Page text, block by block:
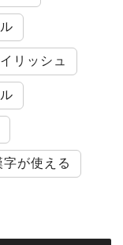
リッシュ
字が使える